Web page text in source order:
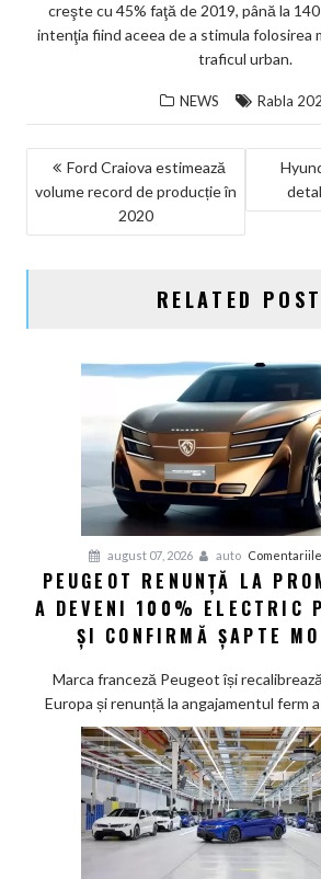
creşte cu 45% faţă de 2019, până la
intenţia fiind aceea de a stimula folosirea
traficul urban.
NEWS Rabla
NAVIGARE
ÎN
ARTICOLE
Ford Craiova estimează
volume record de producție în
2020
RELATED
august 07, 2026 auto
PEUGEOT RENUNȚĂ LA
A DEVENI 100% ELECTRIC
ȘI CONFIRMĂ ȘAPTE
Marca franceză Peugeot își
Europa și renunță la angajamentul ferm